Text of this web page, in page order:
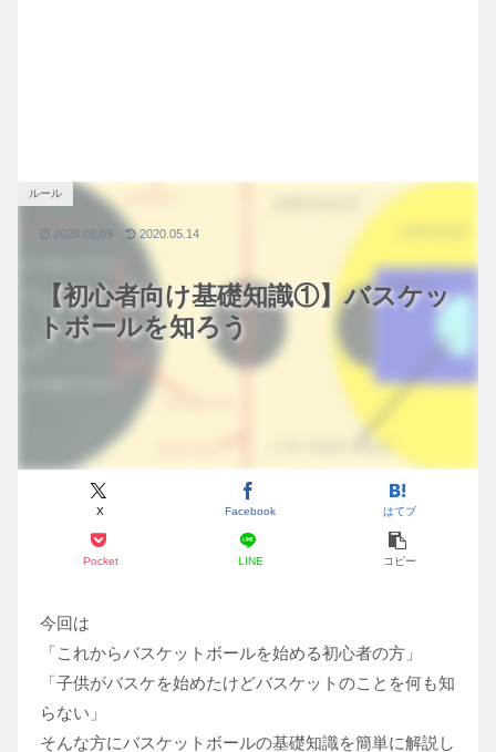
【初心者向け基礎知識①】バスケッ
トボールを知ろう
ルール
X Facebook はてブ
Pocket LINE コピー
2020.02.09 2020.05.14
今回は
「これからバスケットボールを始める初心者の方」
「子供がバスケを始めたけどバスケットのことを何も知
らない」
そんな方にバスケットボールの基礎知識を簡単に解説し